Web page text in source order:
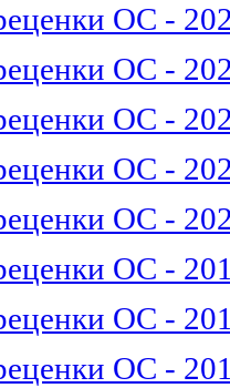
ОС -
ОС -
ОС -
ОС -
ОС -
ОС -
ОС -
ОС -